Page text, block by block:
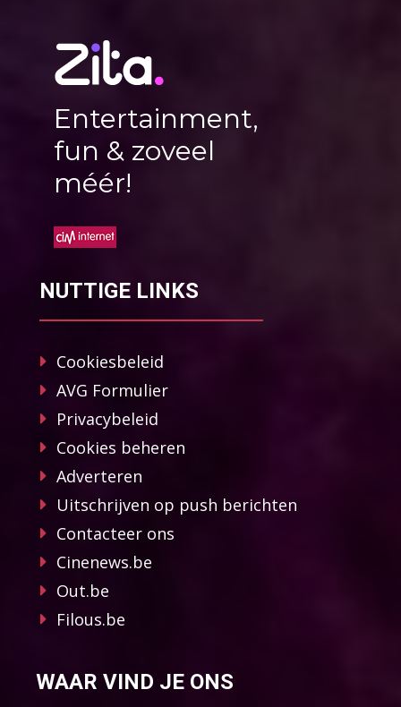
Entertainment,
fun & zoveel
méér!
NUTTIGE LINKS
Cookiesbeleid
AVG Formulier
Privacybeleid
Cookies beheren
Adverteren
Uitschrijven op push berichten
Contacteer ons
Cinenews.be
Out.be
Filous.be
WAAR VIND JE ONS